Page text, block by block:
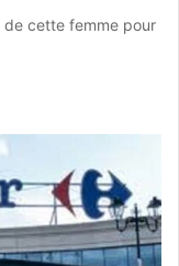
de cette femme pour